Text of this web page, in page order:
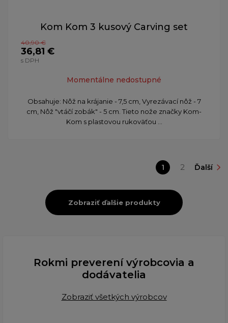
Kom Kom 3 kusový Carving set
40,90 €
36,81 €
s DPH
Momentálne nedostupné
Obsahuje: Nôž na krájanie - 7,5 cm, Vyrezávací nôž - 7
cm, Nôž "vtáčí zobák" - 5 cm. Tieto nože značky Kom-
Kom s plastovou rukoväťou ...
1 2 Ďalší
Zobraziť ďalšie produkty
Rokmi preverení výrobcovia a
dodávatelia
Zobraziť všetkých výrobcov